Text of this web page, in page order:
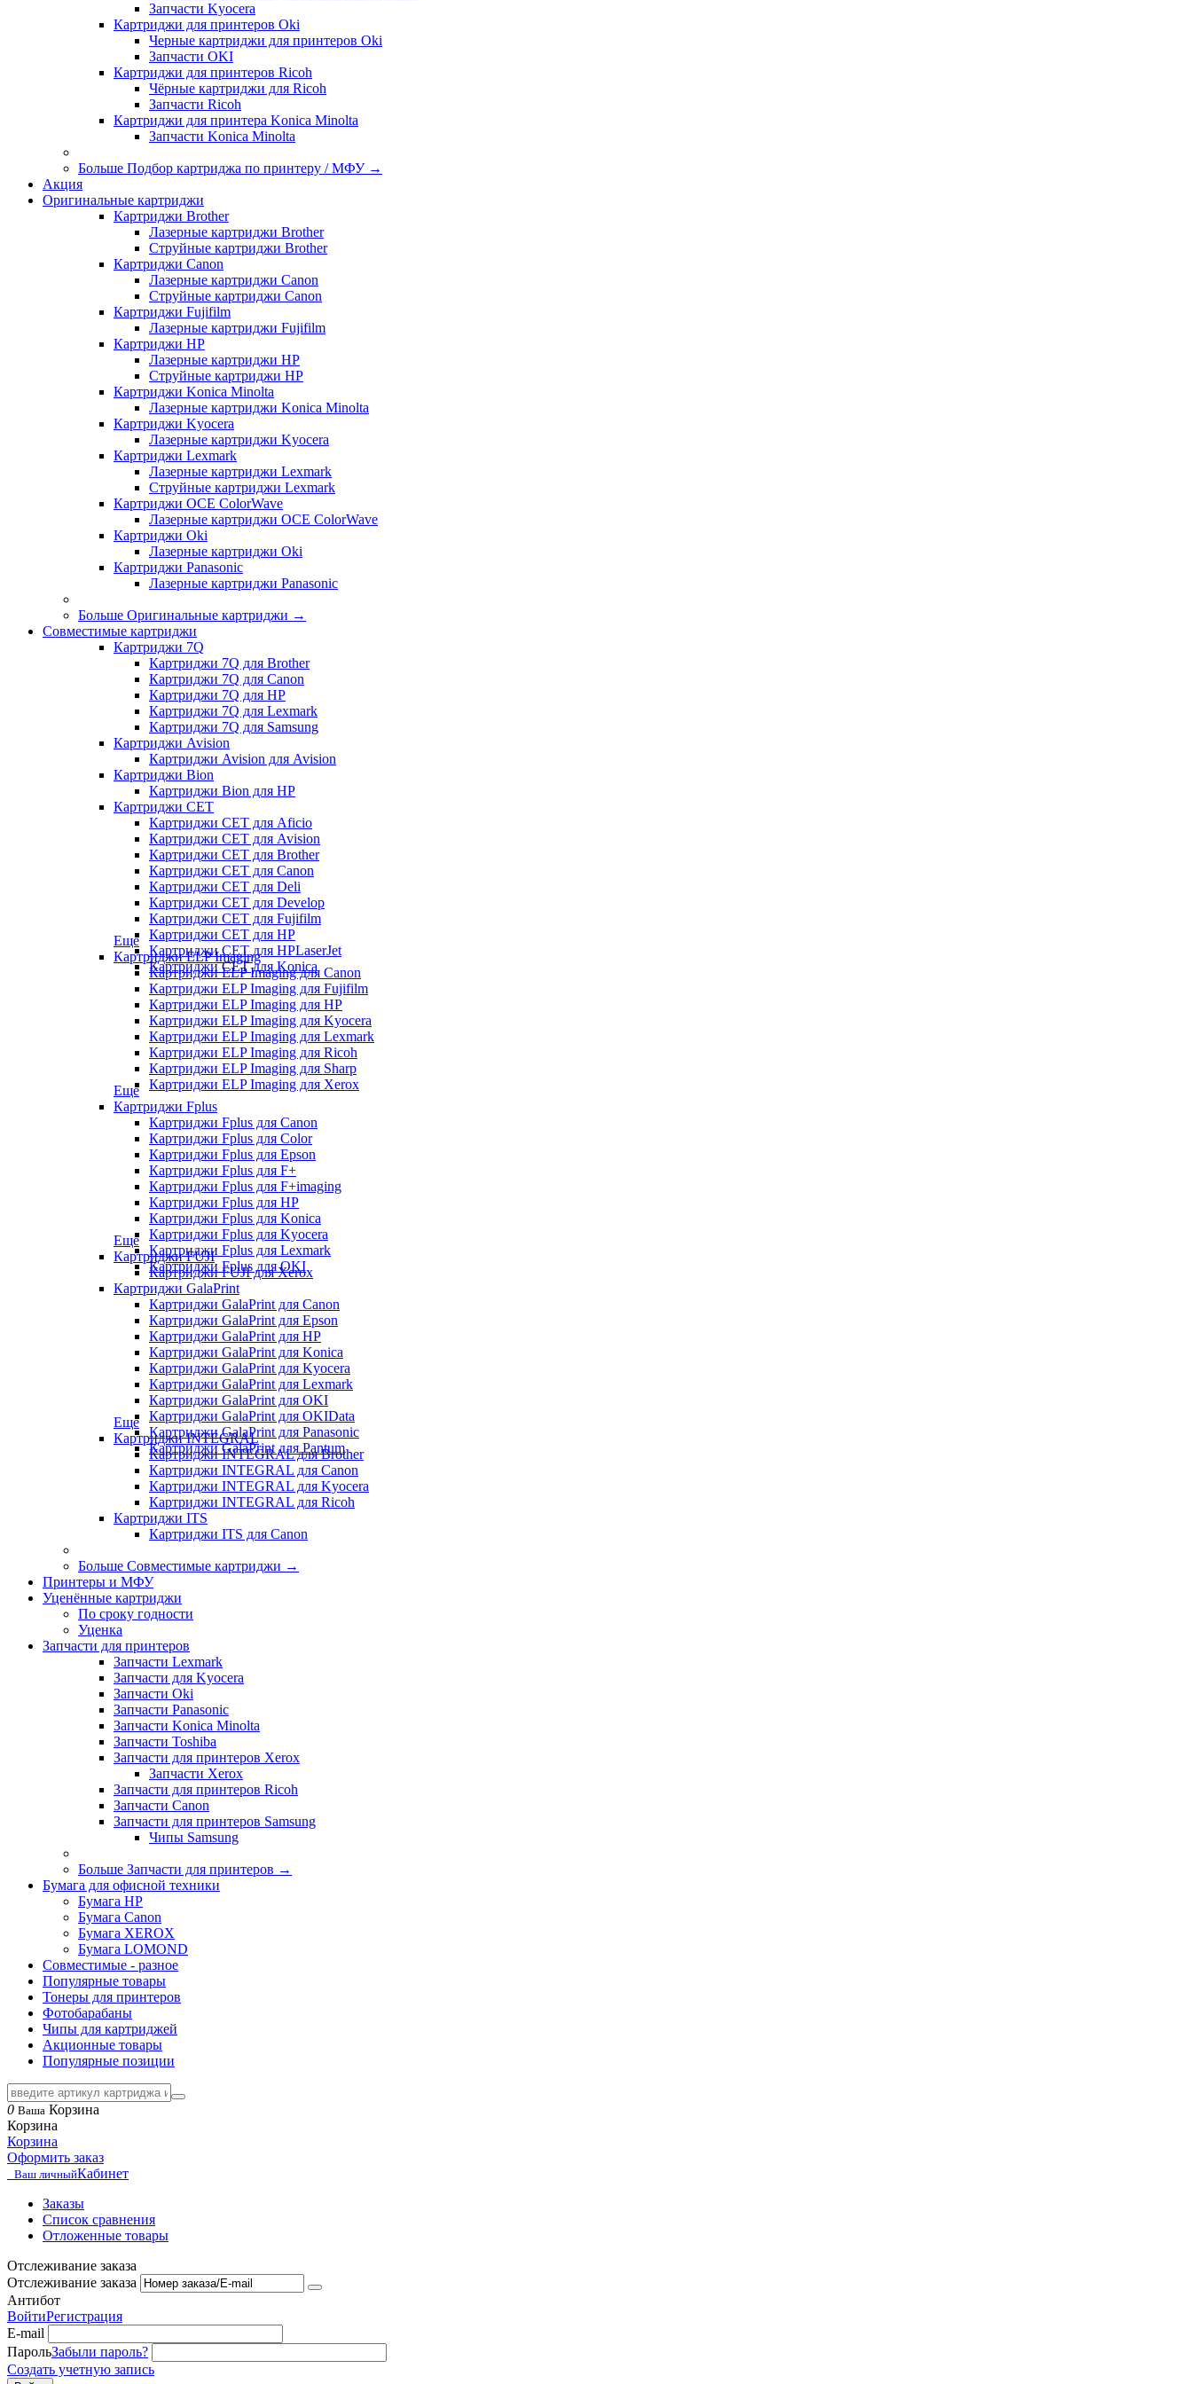
Запчасти Kyocera
Картриджи для принтеров Oki
Черные картриджи для принтеров Oki
Запчасти OKI
Картриджи для принтеров Ricoh
Чёрные картриджи для Ricoh
Запчасти Ricoh
Картриджи для принтера Konica Minolta
Запчасти Koniсa Minolta
Больше Подбор картриджа по принтеру / МФУ →
Акция
Оригинальные картриджи
Картриджи Brother
Лазерные картриджи Brother
Струйные картриджи Brother
Картриджи Canon
Лазерные картриджи Canon
Струйные картриджи Canon
Картриджи Fujifilm
Лазерные картриджи Fujifilm
Картриджи HP
Лазерные картриджи HP
Струйные картриджи HP
Картриджи Konica Minolta
Лазерные картриджи Konica Minolta
Картриджи Kyocera
Лазерные картриджи Kyocera
Картриджи Lexmark
Лазерные картриджи Lexmark
Струйные картриджи Lexmark
Картриджи OCE ColorWave
Лазерные картриджи OCE ColorWave
Картриджи Oki
Лазерные картриджи Oki
Картриджи Panasonic
Лазерные картриджи Panasonic
Больше Оригинальные картриджи →
Совместимые картриджи
Картриджи 7Q
Картриджи 7Q для Brother
Картриджи 7Q для Canon
Картриджи 7Q для HP
Картриджи 7Q для Lexmark
Картриджи 7Q для Samsung
Картриджи Avision
Картриджи Avision для Avision
Картриджи Bion
Картриджи Bion для HP
Картриджи CET
Картриджи CET для Aficio
Картриджи CET для Avision
Картриджи CET для Brother
Картриджи CET для Canon
Картриджи CET для Deli
Картриджи CET для Develop
Картриджи CET для Fujifilm
Картриджи CET для HP
Картриджи CET для HPLaserJet
Картриджи CET для Konica
Еще
Картриджи ELP Imaging
Картриджи ELP Imaging для Canon
Картриджи ELP Imaging для Fujifilm
Картриджи ELP Imaging для HP
Картриджи ELP Imaging для Kyocera
Картриджи ELP Imaging для Lexmark
Картриджи ELP Imaging для Ricoh
Картриджи ELP Imaging для Sharp
Картриджи ELP Imaging для Xerox
Еще
Картриджи Fplus
Картриджи Fplus для Canon
Картриджи Fplus для Color
Картриджи Fplus для Epson
Картриджи Fplus для F+
Картриджи Fplus для F+imaging
Картриджи Fplus для HP
Картриджи Fplus для Konica
Картриджи Fplus для Kyocera
Картриджи Fplus для Lexmark
Картриджи Fplus для OKI
Еще
Картриджи FUJI
Картриджи FUJI для Xerox
Картриджи GalaPrint
Картриджи GalaPrint для Canon
Картриджи GalaPrint для Epson
Картриджи GalaPrint для HP
Картриджи GalaPrint для Konica
Картриджи GalaPrint для Kyocera
Картриджи GalaPrint для Lexmark
Картриджи GalaPrint для OKI
Картриджи GalaPrint для OKIData
Картриджи GalaPrint для Panasonic
Картриджи GalaPrint для Pantum
Еще
Картриджи INTEGRAL
Картриджи INTEGRAL для Brother
Картриджи INTEGRAL для Canon
Картриджи INTEGRAL для Kyocera
Картриджи INTEGRAL для Ricoh
Картриджи ITS
Картриджи ITS для Canon
Больше Совместимые картриджи →
Принтеры и МФУ
Уценённые картриджи
По сроку годности
Уценка
Запчасти для принтеров
Запчасти Lexmark
Запчасти для Kyocera
Запчасти Oki
Запчасти Panasonic
Запчасти Koniсa Minolta
Запчасти Toshiba
Запчасти для принтеров Xerox
Запчасти Xerox
Запчасти для принтеров Ricoh
Запчасти Canon
Запчасти для принтеров Samsung
Чипы Samsung
Больше Запчасти для принтеров →
Бумага для офисной техники
Бумага HP
Бумага Canon
Бумага XEROX
Бумага LOMOND
Совместимые - разное
Популярные товары
Тонеры для принтеров
Фотобарабаны
Чипы для картриджей
Акционные товары
Популярные позиции
0 Ваша Корзина
Корзина
Корзина
Оформить заказ
Ваш личныйКабинет
Заказы
Список сравнения
Отложенные товары
Отслеживание заказа
Отслеживание заказа
Антибот
ВойтиРегистрация
E-mail
ПарольЗабыли пароль?
Создать учетную запись